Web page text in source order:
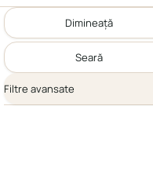
Dimineață
Seară
Filtre avansate